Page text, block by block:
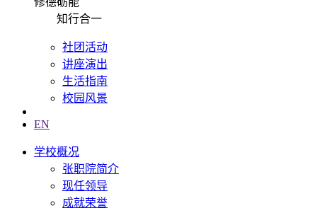
知行合一
社团活动
讲座演出
生活指南
校园风景
EN
学校概况
张职院简介
现任领导
成就荣誉